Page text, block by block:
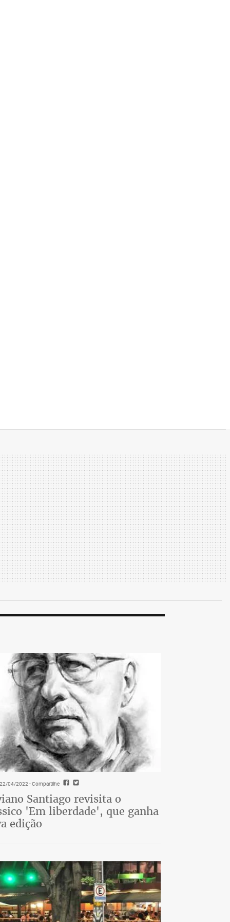
04/2022- Compartilhe
Santiago revisita o
'Em liberdade', que ganha
edição